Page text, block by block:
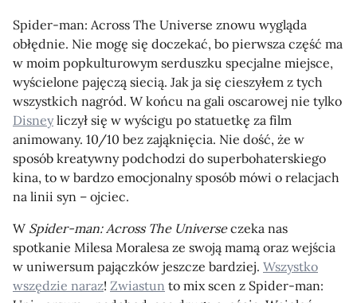
Spider-man: Across The Universe znowu wygląda
obłędnie. Nie mogę się doczekać, bo pierwsza część ma
w moim popkulturowym serduszku specjalne miejsce,
wyścielone pajęczą siecią. Jak ja się cieszyłem z tych
wszystkich nagród. W końcu na gali oscarowej nie tylko
Disneyliczył się w wyścigu po statuetkę za film
animowany. 10/10 bez zająknięcia. Nie dość, że w
sposób kreatywny podchodzi do superbohaterskiego
kina, to w bardzo emocjonalny sposób mówi o relacjach
na linii syn – ojciec.
W Spider-man: Across The Universeczeka nas
spotkanie Milesa Moralesa ze swoją mamą oraz wejścia
w uniwersum pajączków jeszcze bardziej. Wszystko
wszędzie naraz! Zwiastun to mix scen z Spider-man: